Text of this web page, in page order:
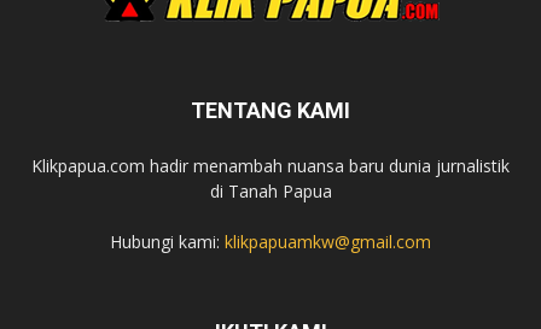
TENTANG KAMI
Klikpapua.com hadir menambah nuansa baru dunia jurnalistik
di Tanah Papua
Hubungi kami: klikpapuamkw@gmail.com